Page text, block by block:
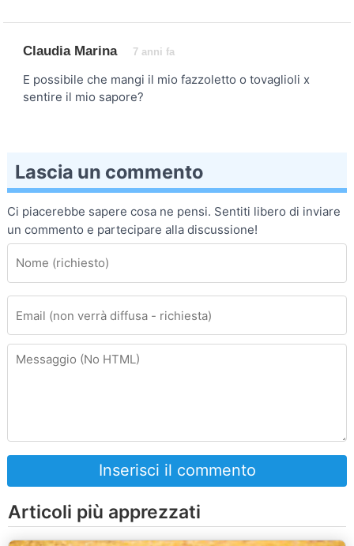
Claudia Marina 7 anni fa
E possibile che mangi il mio fazzoletto o tovaglioli x
sentire il mio sapore?
Lascia un commento
Ci piacerebbe sapere cosa ne pensi. Sentiti libero di inviare
un commento e partecipare alla discussione!
Inserisci il commento
Articoli più apprezzati